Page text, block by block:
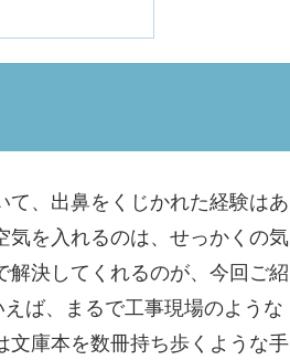
て、出鼻をくじかれた経験はあ
気を入れるのは、せっかくの気
解決してくれるのが、今回ご紹
ば、まるで工事現場のような
文庫本を数冊持ち歩くような手